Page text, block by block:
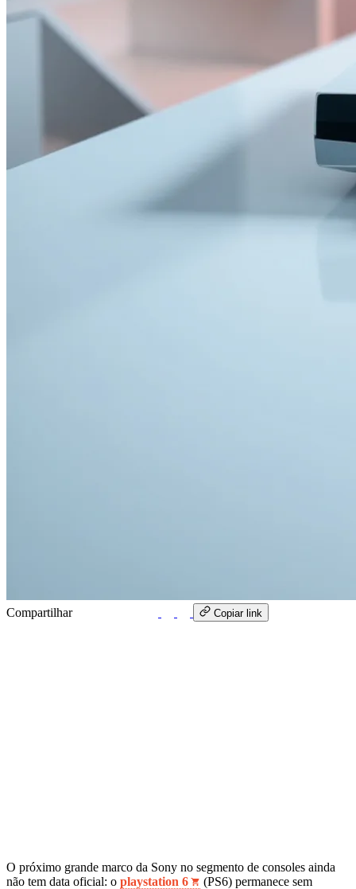
Compartilhar Copiar link
O próximo grande marco da Sony no segmento de consoles ainda
não tem data oficial: o playstation 6
(PS6) permanece sem